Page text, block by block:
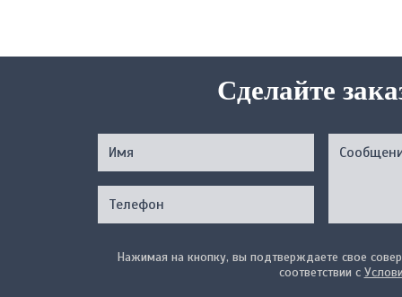
Сделайте
Нажимая на кнопку, вы подтверждаете свое
соответствии с